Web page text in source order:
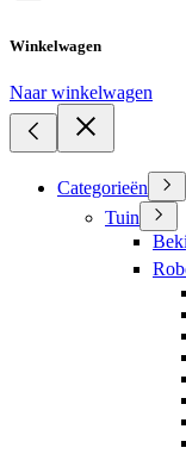
Winkelwagen
Naar winkelwagen
Categorieën
Tuin